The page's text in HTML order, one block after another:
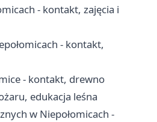
- kontakt, zajęcia i
- kontakt,
- kontakt, drewno
edukacja leśna
w Niepołomicach -